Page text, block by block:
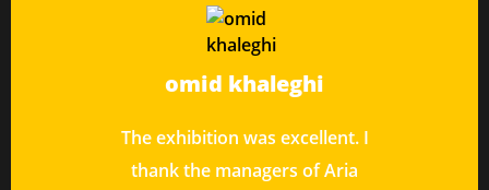
The exhibition was excellent. I
thank the managers of Aria
omid khaleghi